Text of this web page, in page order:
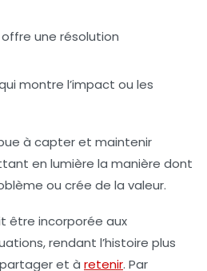
une résolution
montre l’impact ou les
à capter et maintenir
en lumière la manière dont
ou crée de la valeur.
être incorporée aux
rendant l’histoire plus
et à retenir. Par